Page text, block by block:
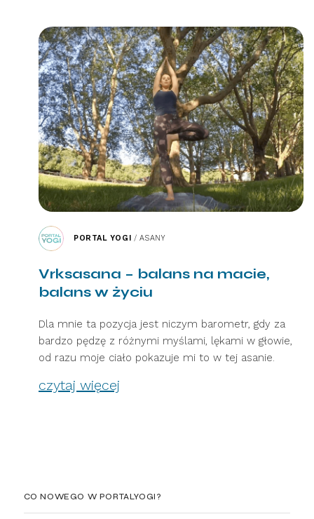
CO NOWEGO W PORTALYOGI?
PORTAL YOGI / ASANY
Vrksasana – balans na macie,
balans w życiu
Dla mnie ta pozycja jest niczym barometr, gdy za
bardzo pędzę z różnymi myślami, lękami w głowie,
od razu moje ciało pokazuje mi to w tej asanie.
czytaj więcej